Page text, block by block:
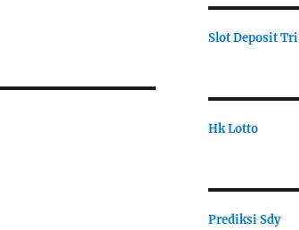
Slot Deposit Tri
Hk Lotto
Prediksi Sdy